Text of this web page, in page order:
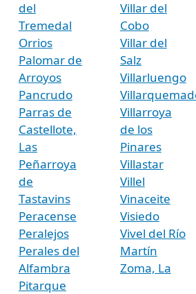
del
Tremedal
Orrios
Palomar de
Arroyos
Pancrudo
Parras de
Castellote,
Las
Peñarroya
de
Tastavins
Peracense
Peralejos
Perales del
Alfambra
Pitarque
Villar del
Cobo
Villar del
Salz
Villarluengo
Villarroya
de los
Pinares
Villastar
Villel
Vinaceite
Visiedo
Vivel del Río
Martín
Zoma, La